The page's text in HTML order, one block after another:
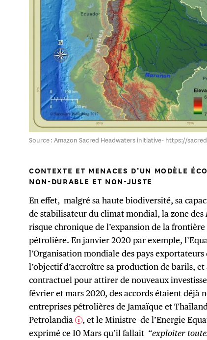
Source : Amazon Sacred Headwaters initiative- https://
CONTEXTE ET MENACES D’UN MODÈLE
NON-DURABLE ET NON-JUSTE
En effet, malgré sa haute biodiversité, sa
de stabilisateur du climat mondial, la zone des
risque chronique de l’expansion de la
pétrolière. En janvier 2020 par exemple,
l’Organisation mondiale des pays exportateurs
l’objectif d’accroître sa production de barils,
contractuel pour attirer de nouveaux
février et mars 2020, des accords étaient déjà
entreprises pétrolières de Jamaïque et
Petrolandia 3 , et le Ministre de l’Energie
exprimé ce 10 Mars qu’il fallait “exploiter